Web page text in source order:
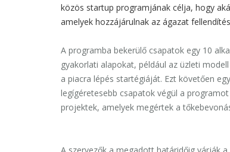
közös startup programjának célja, hogy
amelyek hozzájárulnak az ágazat
A programba bekerülő csapatok egy 10
gyakorlati alapokat, például az üzleti
a piacra lépés startégiáját. Ezt követően
legígéretesebb csapatok végül a
projektek, amelyek megértek a